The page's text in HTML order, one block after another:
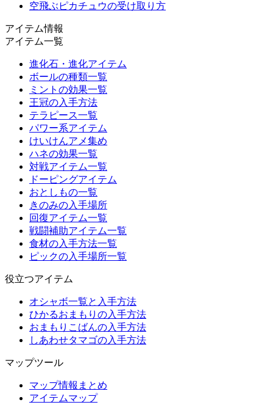
空飛ぶピカチュウの受け取り方
アイテム情報
アイテム一覧
進化石・進化アイテム
ボールの種類一覧
ミントの効果一覧
王冠の入手方法
テラピース一覧
パワー系アイテム
けいけんアメ集め
ハネの効果一覧
対戦アイテム一覧
ドーピングアイテム
おとしもの一覧
きのみの入手場所
回復アイテム一覧
戦闘補助アイテム一覧
食材の入手方法一覧
ピックの入手場所一覧
役立つアイテム
オシャボ一覧と入手方法
ひかるおまもりの入手方法
おまもりこばんの入手方法
しあわせタマゴの入手方法
マップツール
マップ情報まとめ
アイテムマップ